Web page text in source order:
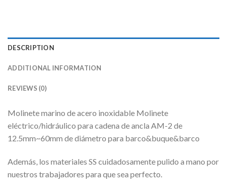
DESCRIPTION
ADDITIONAL INFORMATION
REVIEWS (0)
Molinete marino de acero inoxidable Molinete
eléctrico/hidráulico para cadena de ancla AM-2 de
12.5mm~60mm de diámetro para barco&buque&barco
Además, los materiales SS cuidadosamente pulido a mano por
nuestros trabajadores para que sea perfecto.